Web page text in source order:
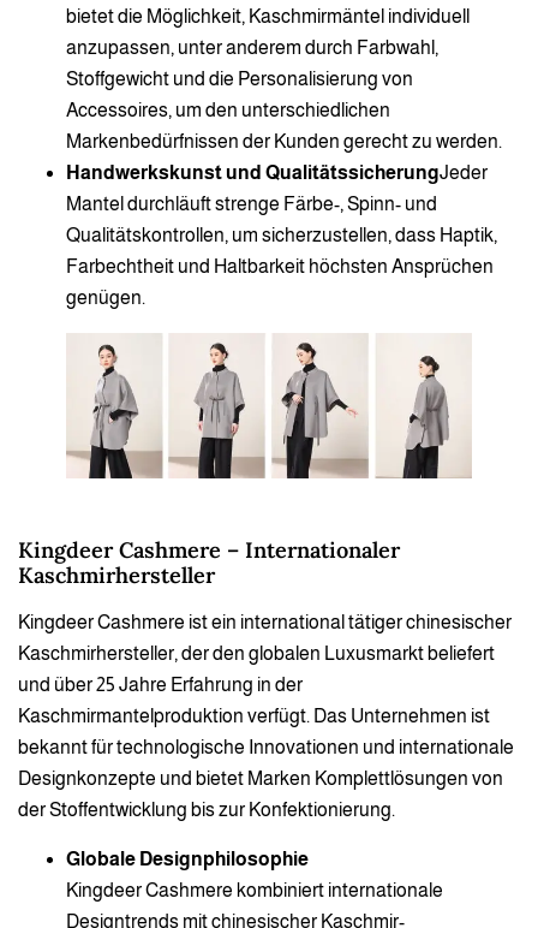
bietet die Möglichkeit, Kaschmirmäntel individuell
anzupassen, unter anderem durch Farbwahl,
Stoffgewicht und die Personalisierung von
Accessoires, um den unterschiedlichen
Markenbedürfnissen der Kunden gerecht zu werden.
Handwerkskunst und QualitätssicherungJeder
Mantel durchläuft strenge Färbe-, Spinn- und
Qualitätskontrollen, um sicherzustellen, dass Haptik,
Farbechtheit und Haltbarkeit höchsten Ansprüchen
genügen.
Kingdeer Cashmere – Internationaler
Kaschmirhersteller
Kingdeer Cashmere ist ein international tätiger chinesischer
Kaschmirhersteller, der den globalen Luxusmarkt beliefert
und über 25 Jahre Erfahrung in der
Kaschmirmantelproduktion verfügt. Das Unternehmen ist
bekannt für technologische Innovationen und internationale
Designkonzepte und bietet Marken Komplettlösungen von
der Stoffentwicklung bis zur Konfektionierung.
Globale Designphilosophie
Kingdeer Cashmere kombiniert internationale
Designtrends mit chinesischer Kaschmir-